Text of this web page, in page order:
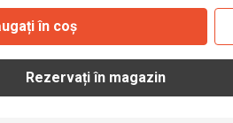
în coș
Rezervați în magazin